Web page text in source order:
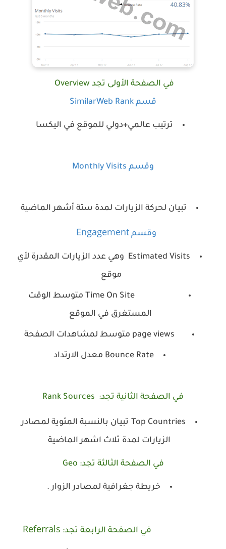
في الصفحة الأولى تجدOverview
قسم SimilarWeb Rank
ترتيب عالمي+دولي للموقع في اليكسا
وقسم Monthly Visits
تبيان لحركة الزيارات لمدة ستة أشهر الماضية
وقسمEngagement
Estimated Visits وهي
عدد الزيارات المقدرة لأي
موقع
Time On Site متوسط الوقت
المستغرق في الموقع
Bounce Rate معدل الارتداد
في الصفحة الثانية تجد: Rank Sources
Top Countries تبيان بالنسبة المئوية لمصادر
الزيارات لمدة ثلاث اشهر الماضية
في الصفحة الثالثة تجد: Geo
خريطة جغرافية لمصادر الزوار .
في الصفحة الرابعة تجد: Referrals